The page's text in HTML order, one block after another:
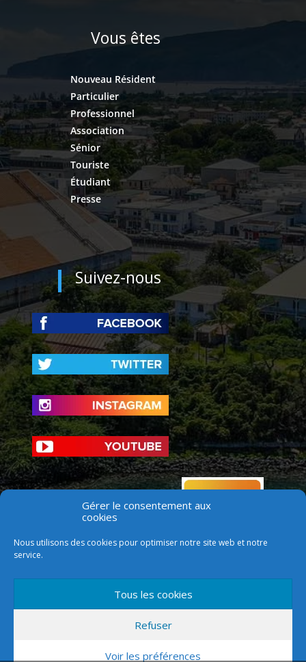
Gérer le consentement aux
cookies
Nous utilisons des cookies pour optimiser notre site web et notre
service.
Tous les cookies
Refuser
Voir les préférences
Vous êtes
Nouveau Résident
Particulier
Professionnel
Association
Sénior
Touriste
Étudiant
Presse
Suivez-nous
Version mobile